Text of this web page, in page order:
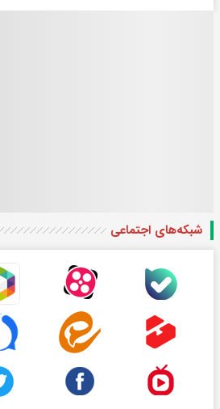
شبکه‌های اجتماعی